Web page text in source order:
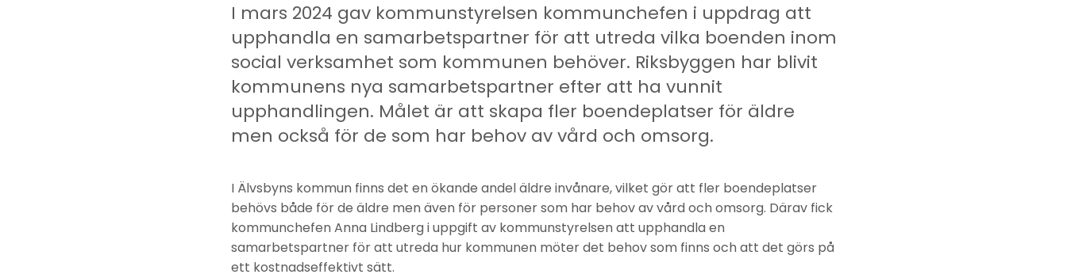
I mars 2024 gav kommunstyrelsen kommunchefen i uppdrag att
upphandla en samarbetspartner för att utreda vilka boenden inom
social verksamhet som kommunen behöver. Riksbyggen har blivit
kommunens nya samarbetspartner efter att ha vunnit
upphandlingen. Målet är att skapa fler boendeplatser för äldre
men också för de som har behov av vård och omsorg.
I Älvsbyns kommun finns det en ökande andel äldre invånare, vilket gör att fler boendeplatser
behövs både för de äldre men även för personer som har behov av vård och omsorg. Därav fick
kommunchefen Anna Lindberg i uppgift av kommunstyrelsen att upphandla en
samarbetspartner för att utreda hur kommunen möter det behov som finns och att det görs på
ett kostnadseffektivt sätt.